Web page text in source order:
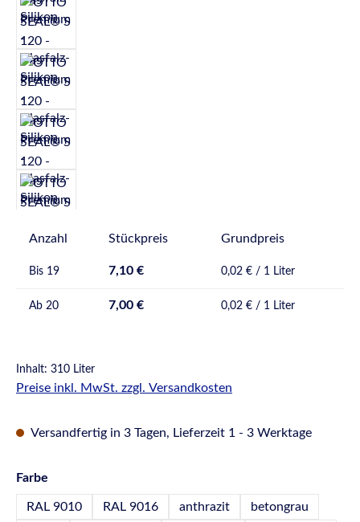
Anzahl Stückpreis Grundpreis
Bis 19 7,10 € 0,02 € / 1 Liter
Ab 20 7,00 € 0,02 € / 1 Liter
Inhalt: 310 Liter
Preise inkl. MwSt. zzgl. Versandkosten
Versandfertig in 3 Tagen, Lieferzeit 1 - 3 Werktage
Farbe
RAL 9010 RAL 9016 anthrazit
betongrau